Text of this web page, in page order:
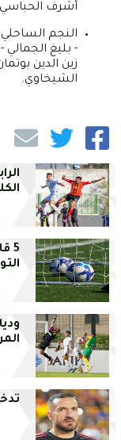
أشرف الحباسي
النجم
- بليغ
زين الدين
الشيخاوي.
5